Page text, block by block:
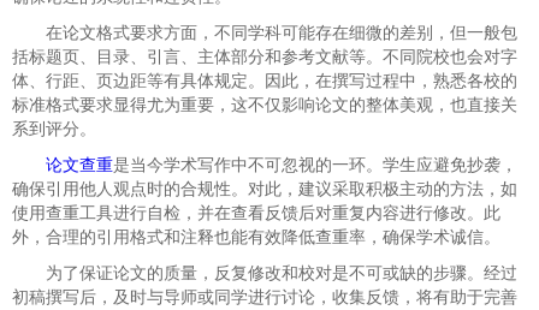
在论文格式要求方面，不同学科可能存在细微的差别，但一般包
括标题页、目录、引言、主体部分和参考文献等。不同院校也会对字
体、行距、页边距等有具体规定。因此，在撰写过程中，熟悉各校的
标准格式要求显得尤为重要，这不仅影响论文的整体美观，也直接关
系到评分。
论文查重是当今学术写作中不可忽视的一环。学生应避免抄袭，
确保引用他人观点时的合规性。对此，建议采取积极主动的方法，如
使用查重工具进行自检，并在查看反馈后对重复内容进行修改。此
外，合理的引用格式和注释也能有效降低查重率，确保学术诚信。
为了保证论文的质量，反复修改和校对是不可或缺的步骤。经过
初稿撰写后，及时与导师或同学进行讨论，收集反馈，将有助于完善